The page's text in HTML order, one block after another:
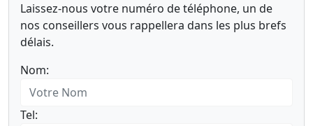
Laissez-nous votre numéro de téléphone, un de
nos conseillers vous rappellera dans les plus brefs
délais.
Nom:
Tel: